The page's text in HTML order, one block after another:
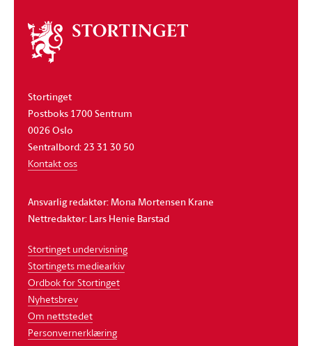
Om
stortinget
Stortinget
Postboks 1700 Sentrum
0026 Oslo
Sentralbord: 23 31 30 50
Kontakt oss
Ansvarlig redaktør: Mona Mortensen Krane
Nettredaktør: Lars Henie Barstad
Stortinget undervisning
Stortingets mediearkiv
Ordbok for Stortinget
Nyhetsbrev
Om nettstedet
Personvernerklæring